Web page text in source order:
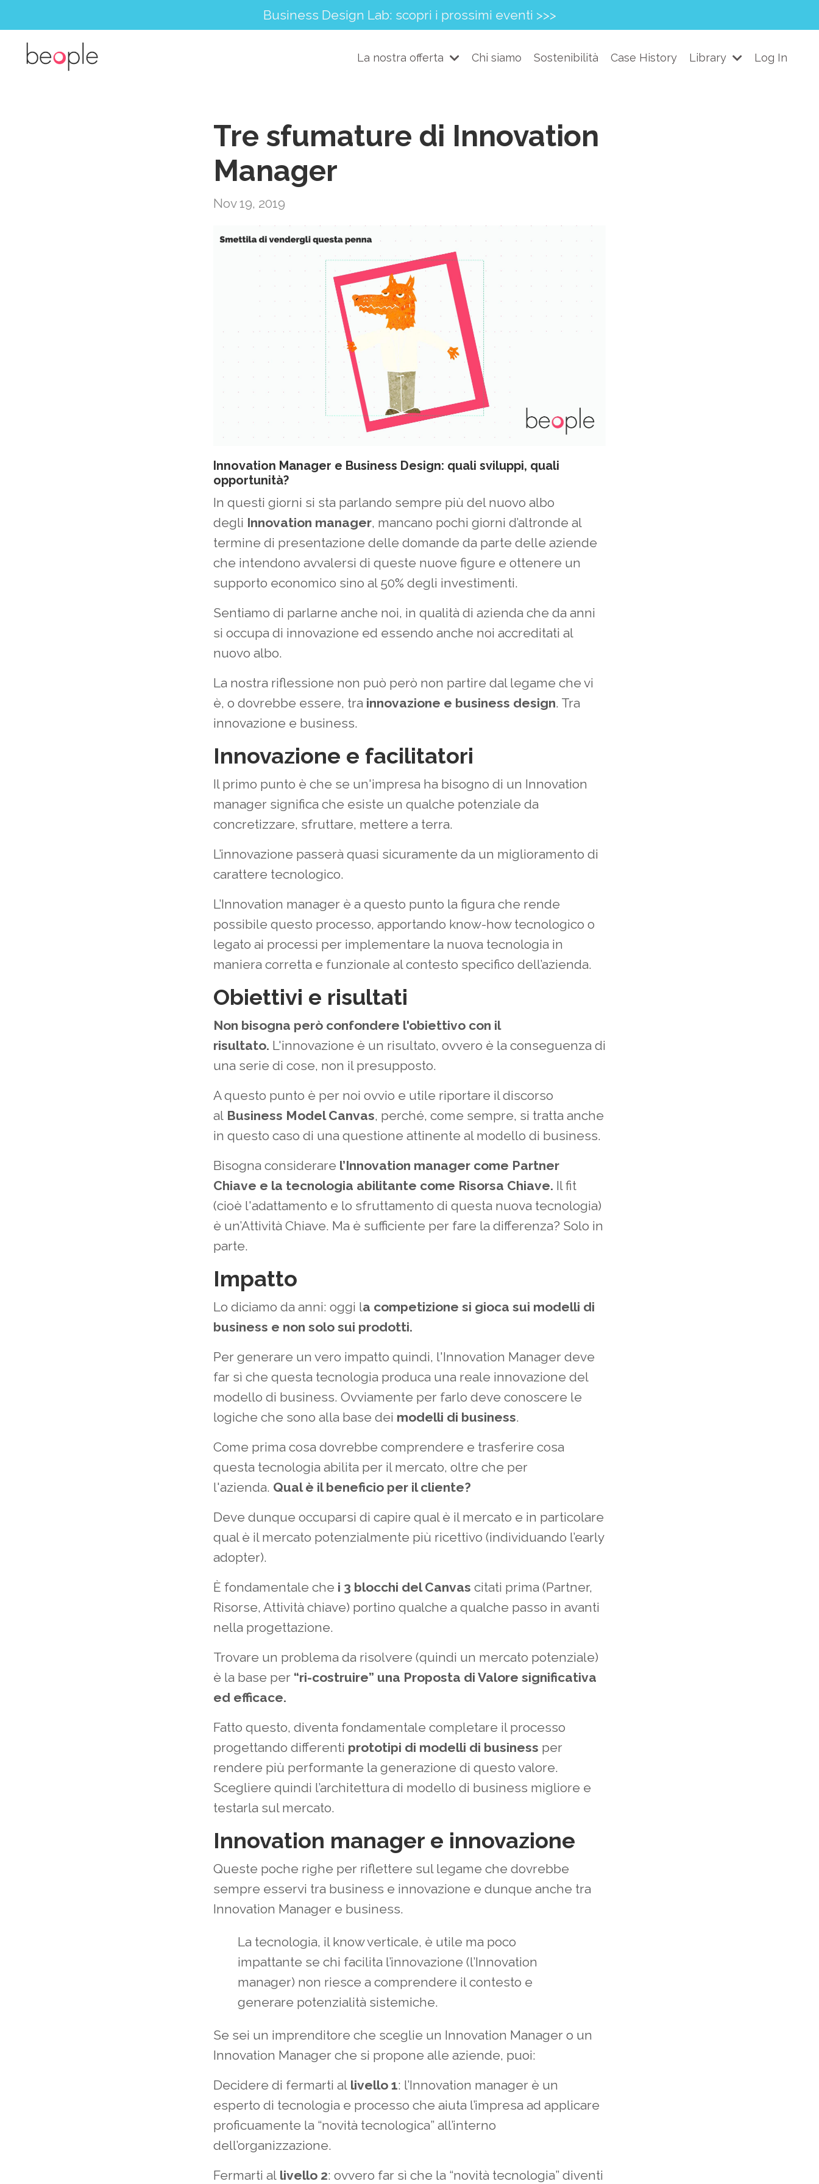
Business Design Lab: scopri i prossimi eventi >>>
La nostra offerta Chi siamo Sostenibilità Case History Library Log In
Tre sfumature di Innovation
Manager
Nov 19, 2019
Innovation Manager e Business Design: quali sviluppi, quali
opportunità?
In questi giorni si sta parlando sempre più del nuovo albo
degli Innovation manager, mancano pochi giorni d’altronde al
termine di presentazione delle domande da parte delle aziende
che intendono avvalersi di queste nuove figure e ottenere un
supporto economico sino al 50% degli investimenti.
Sentiamo di parlarne anche noi, in qualità di azienda che da anni
si occupa di innovazione ed essendo anche noi accreditati al
nuovo albo.
La nostra riflessione non può però non partire dal legame che vi
è, o dovrebbe essere, tra innovazione e business design. Tra
innovazione e business.
Innovazione e facilitatori
Il primo punto è che se un'impresa ha bisogno di un Innovation
manager significa che esiste un qualche potenziale da
concretizzare, sfruttare, mettere a terra.
L’innovazione passerà quasi sicuramente da un miglioramento di
carattere tecnologico.
L’Innovation manager è a questo punto la figura che rende
possibile questo processo, apportando know-how tecnologico o
legato ai processi per implementare la nuova tecnologia in
maniera corretta e funzionale al contesto specifico dell’azienda.
Obiettivi e risultati
Non bisogna però confondere l'obiettivo con il
risultato. L'innovazione è un risultato, ovvero è la conseguenza di
una serie di cose, non il presupposto.
A questo punto è per noi ovvio e utile riportare il discorso
al Business Model Canvas, perché, come sempre, si tratta anche
in questo caso di una questione attinente al modello di business.
Bisogna considerare l’Innovation manager come Partner
Chiave e la tecnologia abilitante come Risorsa Chiave. Il fit
(cioè l'adattamento e lo sfruttamento di questa nuova tecnologia)
è un’Attività Chiave. Ma è sufficiente per fare la differenza? Solo in
parte.
Impatto
Lo diciamo da anni: oggi la competizione si gioca sui modelli di
business e non solo sui prodotti.
Per generare un vero impatto quindi, l'Innovation Manager deve
far sì che questa tecnologia produca una reale innovazione del
modello di business. Ovviamente per farlo deve conoscere le
logiche che sono alla base dei modelli di business.
Come prima cosa dovrebbe comprendere e trasferire cosa
questa tecnologia abilita per il mercato, oltre che per
l'azienda. Qual è il beneficio per il cliente?
Deve dunque occuparsi di capire qual è il mercato e in particolare
qual è il mercato potenzialmente più ricettivo (individuando l’early
adopter).
È fondamentale che i 3 blocchi del Canvas citati prima (Partner,
Risorse, Attività chiave) portino qualche a qualche passo in avanti
nella progettazione.
Trovare un problema da risolvere (quindi un mercato potenziale)
è la base per “ri-costruire” una Proposta di Valore significativa
ed efficace.
Fatto questo, diventa fondamentale completare il processo
progettando differenti prototipi di modelli di business per
rendere più performante la generazione di questo valore.
Scegliere quindi l’architettura di modello di business migliore e
testarla sul mercato.
Innovation manager e innovazione
Queste poche righe per riflettere sul legame che dovrebbe
sempre esservi tra business e innovazione e dunque anche tra
Innovation Manager e business.
La tecnologia, il know verticale, è utile ma poco
impattante se chi facilita l’innovazione (l’Innovation
manager) non riesce a comprendere il contesto e
generare potenzialità sistemiche.
Se sei un imprenditore che sceglie un Innovation Manager o un
Innovation Manager che si propone alle aziende, puoi:
Decidere di fermarti al livello 1: l’Innovation manager è un
esperto di tecnologia e processo che aiuta l’impresa ad applicare
proficuamente la “novità tecnologica” all’interno
dell’organizzazione.
Fermarti al livello 2: ovvero far sì che la “novità tecnologia” diventi